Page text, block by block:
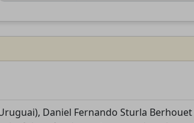
Daniel Fernando Sturla Berhouet